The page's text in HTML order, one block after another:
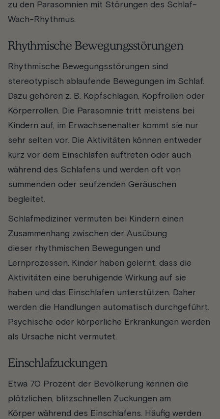
zu den Parasomnien mit Störungen des Schlaf-
Wach-Rhythmus.
Rhythmische Bewegungsstörungen
Rhythmische Bewegungsstörungen sind
stereotypisch ablaufende Bewegungen im Schlaf.
Dazu gehören z. B. Kopfschlagen, Kopfrollen oder
Körperrollen. Die Parasomnie tritt meistens bei
Kindern auf, im Erwachsenenalter kommt sie nur
sehr selten vor. Die Aktivitäten können entweder
kurz vor dem Einschlafen auftreten oder auch
während des Schlafens und werden oft von
summenden oder seufzenden Geräuschen
begleitet.
Schlafmediziner vermuten bei Kindern einen
Zusammenhang zwischen der Ausübung
dieser rhythmischen Bewegungen und
Lernprozessen. Kinder haben gelernt, dass die
Aktivitäten eine beruhigende Wirkung auf sie
haben und das Einschlafen unterstützen. Daher
werden die Handlungen automatisch durchgeführt.
Psychische oder körperliche Erkrankungen werden
als Ursache nicht vermutet.
Einschlafzuckungen
Etwa 70 Prozent der Bevölkerung kennen die
plötzlichen, blitzschnellen Zuckungen am
Körper während des Einschlafens. Häufig werden